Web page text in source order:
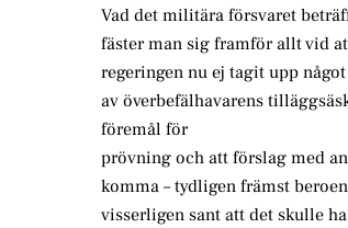
Vad det militära försvaret
fäster man sig framför allt vid
regeringen nu ej tagit upp något
av överbefälhavarens
föremål för
prövning och att förslag med
komma – tydligen främst
visserligen sant att det skulle ha